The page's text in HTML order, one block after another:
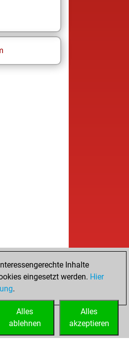
Inhalte
eingesetzt werden. Hier
.
Alles
akzeptieren
Alles
ablehnen